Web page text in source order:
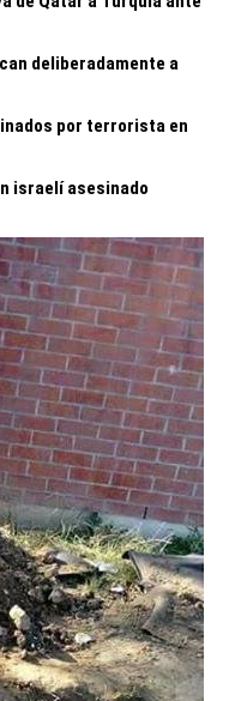
deliberadamente a
por terrorista en
israelí asesinado